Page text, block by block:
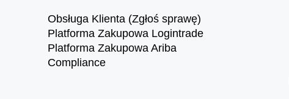
Obsługa Klienta (Zgłoś sprawę)
Platforma Zakupowa Logintrade
Platforma Zakupowa Ariba
Compliance